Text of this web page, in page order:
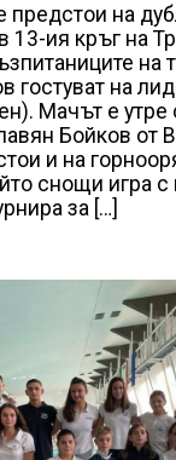
предстои на
13-ия кръг на
на
гостуват на
Мачът е утре
Бойков от
и на
снощи игра
за […]